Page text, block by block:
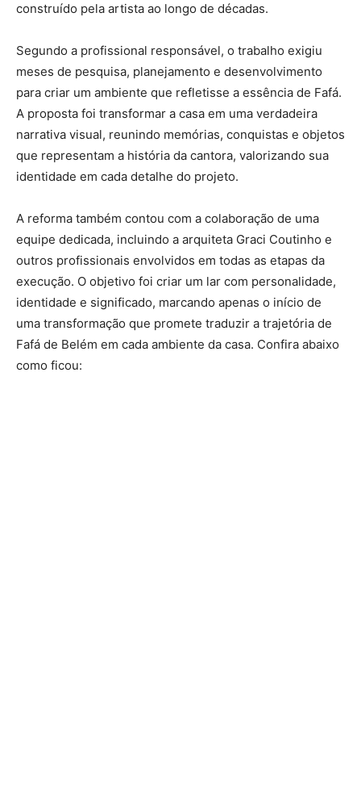
construído pela artista ao longo de décadas.
Segundo a profissional responsável, o trabalho exigiu
meses de pesquisa, planejamento e desenvolvimento
para criar um ambiente que refletisse a essência de Fafá.
A proposta foi transformar a casa em uma verdadeira
narrativa visual, reunindo memórias, conquistas e objetos
que representam a história da cantora, valorizando sua
identidade em cada detalhe do projeto.
A reforma também contou com a colaboração de uma
equipe dedicada, incluindo a arquiteta Graci Coutinho e
outros profissionais envolvidos em todas as etapas da
execução. O objetivo foi criar um lar com personalidade,
identidade e significado, marcando apenas o início de
uma transformação que promete traduzir a trajetória de
Fafá de Belém em cada ambiente da casa. Confira abaixo
como ficou: